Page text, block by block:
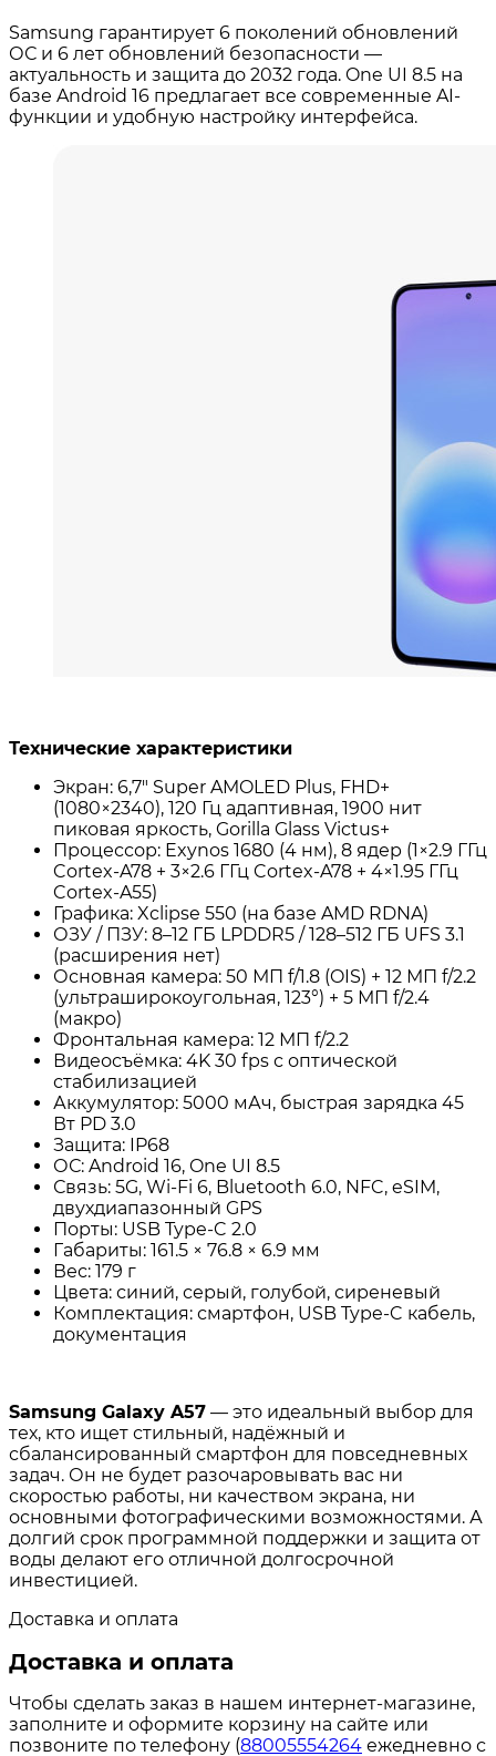
Samsung гарантирует 6 поколений обновлений
ОС и 6 лет обновлений безопасности —
актуальность и защита до 2032 года. One UI 8.5 на
базе Android 16 предлагает все современные AI-
функции и удобную настройку интерфейса.
Технические характеристики
Экран: 6,7" Super AMOLED Plus, FHD+
(1080×2340), 120 Гц адаптивная, 1900 нит
пиковая яркость, Gorilla Glass Victus+
Процессор: Exynos 1680 (4 нм), 8 ядер (1×2.9 ГГц
Cortex-A78 + 3×2.6 ГГц Cortex-A78 + 4×1.95 ГГц
Cortex-A55)
Графика: Xclipse 550 (на базе AMD RDNA)
ОЗУ / ПЗУ: 8–12 ГБ LPDDR5 / 128–512 ГБ UFS 3.1
(расширения нет)
Основная камера: 50 МП f/1.8 (OIS) + 12 МП f/2.2
(ультраширокоугольная, 123°) + 5 МП f/2.4
(макро)
Фронтальная камера: 12 МП f/2.2
Видеосъёмка: 4K 30 fps с оптической
стабилизацией
Аккумулятор: 5000 мАч, быстрая зарядка 45
Вт PD 3.0
Защита: IP68
ОС: Android 16, One UI 8.5
Связь: 5G, Wi-Fi 6, Bluetooth 6.0, NFC, eSIM,
двухдиапазонный GPS
Порты: USB Type-C 2.0
Габариты: 161.5 × 76.8 × 6.9 мм
Вес: 179 г
Цвета: синий, серый, голубой, сиреневый
Комплектация: смартфон, USB Type-C кабель,
документация
Samsung Galaxy A57 — это идеальный выбор для
тех, кто ищет стильный, надёжный и
сбалансированный смартфон для повседневных
задач. Он не будет разочаровывать вас ни
скоростью работы, ни качеством экрана, ни
основными фотографическими возможностями. А
долгий срок программной поддержки и защита от
воды делают его отличной долгосрочной
инвестицией.
Доставка и оплата
Доставка и оплата
Чтобы сделать заказ в нашем интернет-магазине,
заполните и оформите корзину на сайте или
позвоните по телефону (88005554264 ежедневно с